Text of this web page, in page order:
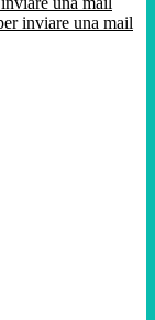
inviare una mail